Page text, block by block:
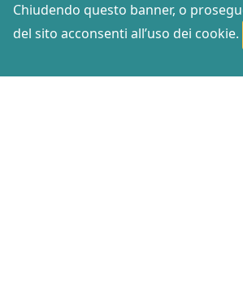
Chiudendo questo banner, o
del sito acconsenti all’uso dei cookie.